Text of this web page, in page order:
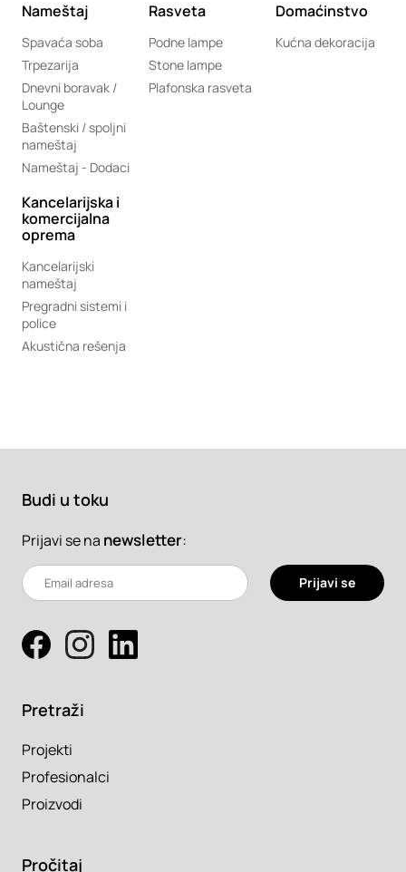
Nameštaj
Spavaća soba
Trpezarija
Dnevni boravak /
Lounge
Baštenski / spoljni
nameštaj
Nameštaj - Dodaci
Rasveta
Podne lampe
Stone lampe
Plafonska rasveta
Domaćinstvo
Kućna dekoracija
Kancelarijska i
komercijalna
oprema
Kancelarijski
nameštaj
Pregradni sistemi i
police
Akustična rešenja
Budi u toku
Prijavi se na newsletter:
Prijavi se
Pretraži
Projekti
Profesionalci
Proizvodi
Pročitaj